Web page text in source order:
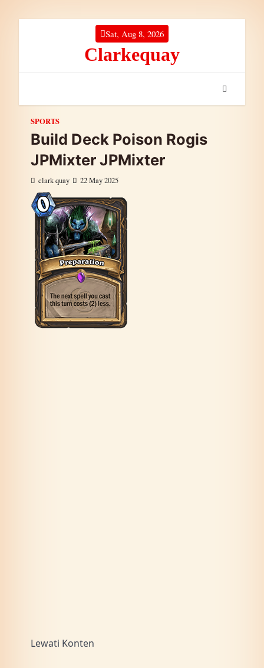
Sat, Aug 8, 2026
Clarkequay
SPORTS
Build Deck Poison Rogis
JPMixter JPMixter
clark quay 22 May 2025
Lewati Konten